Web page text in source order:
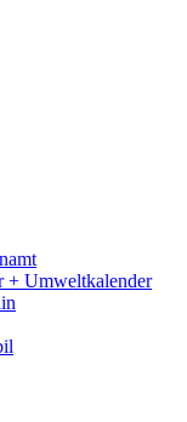
+ Umweltkalender